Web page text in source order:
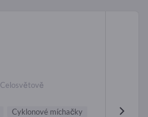
Celosvětově
Cyklonové míchačky